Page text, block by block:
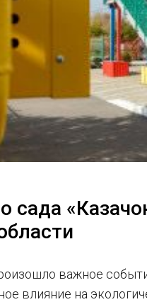
сада
важное
влияние на